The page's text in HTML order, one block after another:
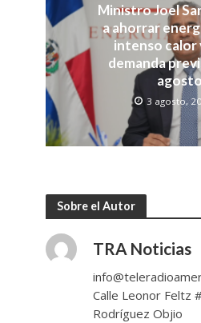
Ministro Joel
a ahorrar
intenso calor
demanda
agosto
3 agosto,
Sobre el Autor
TRA Noticias
Calle Leonor Feltz
Rodríguez Objio